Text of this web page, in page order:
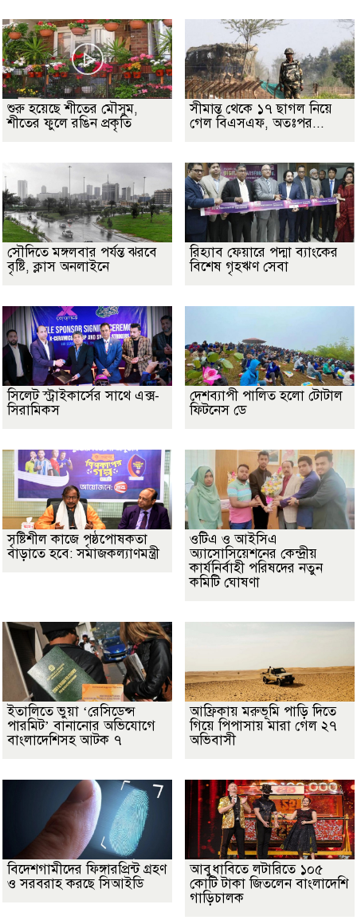
শুরু হয়েছে শীতের মৌসুম,
শীতের ফুলে রঙিন প্রকৃতি
সীমান্ত থেকে ১৭ ছাগল নিয়ে
গেল বিএসএফ, অতঃপর...
সৌদিতে মঙ্গলবার পর্যন্ত ঝরবে
বৃষ্টি, ক্লাস অনলাইনে
রিহ্যাব ফেয়ারে পদ্মা ব্যাংকের
বিশেষ গৃহঋণ সেবা
সিলেট স্ট্রাইকার্সের সাথে এক্স-
সিরামিকস
দেশব্যাপী পালিত হলো টোটাল
ফিটনেস ডে
সৃষ্টিশীল কাজে পৃষ্ঠপোষকতা
বাড়াতে হবে: সমাজকল্যাণমন্ত্রী
ওটিএ ও আইসিএ
অ্যাসোসিয়েশনের কেন্দ্রীয়
কার্যনির্বাহী পরিষদের নতুন
কমিটি ঘোষণা
ইতালিতে ভুয়া ‘রেসিডেন্স
পারমিট’ বানানোর অভিযোগে
বাংলাদেশিসহ আটক ৭
আফ্রিকায় মরুভূমি পাড়ি দিতে
গিয়ে পিপাসায় মারা গেল ২৭
অভিবাসী
বিদেশগামীদের ফিঙ্গারপ্রিন্ট গ্রহণ
ও সরবরাহ করছে সিআইডি
আবুধাবিতে লটারিতে ১০৫
কোটি টাকা জিতলেন বাংলাদেশি
গাড়িচালক